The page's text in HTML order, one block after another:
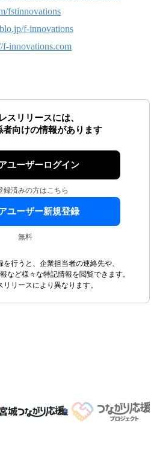
fstinnovations
f-innovations
f-innovations.com
スリリースには、
者向けの情報があります
ユーザーログイン
録済みの方はこちら
ユーザー新規登録
無料
行うと、企業担当者の連絡先や、
など様々な特記情報を閲覧できます。
リースにより異なります。